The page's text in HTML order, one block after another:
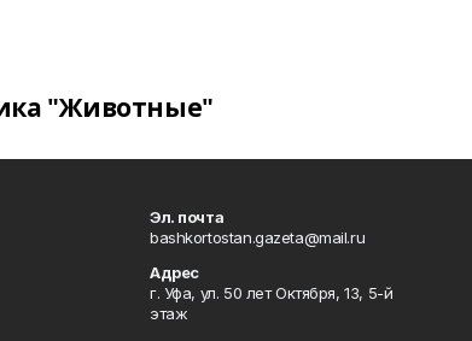
"Животные"
Эл. почта
bashkortostan.gazeta@mail.ru
Адрес
г. Уфа, ул. 50 лет Октября, 13, 5-й
этаж